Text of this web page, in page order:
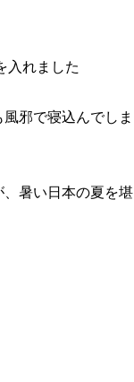
入れました
風邪で寝込んでしま
暑い日本の夏を堪